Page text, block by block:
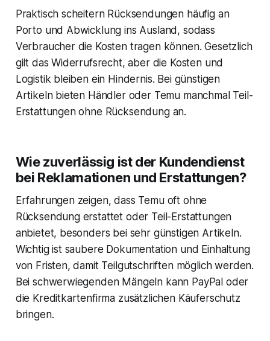
Praktisch scheitern Rücksendungen häufig an
Porto und Abwicklung ins Ausland, sodass
Verbraucher die Kosten tragen können. Gesetzlich
gilt das Widerrufsrecht, aber die Kosten und
Logistik bleiben ein Hindernis. Bei günstigen
Artikeln bieten Händler oder Temu manchmal Teil-
Erstattungen ohne Rücksendung an.
Wie zuverlässig ist der Kundendienst
bei Reklamationen und Erstattungen?
Erfahrungen zeigen, dass Temu oft ohne
Rücksendung erstattet oder Teil-Erstattungen
anbietet, besonders bei sehr günstigen Artikeln.
Wichtig ist saubere Dokumentation und Einhaltung
von Fristen, damit Teilgutschriften möglich werden.
Bei schwerwiegenden Mängeln kann PayPal oder
die Kreditkartenfirma zusätzlichen Käuferschutz
bringen.